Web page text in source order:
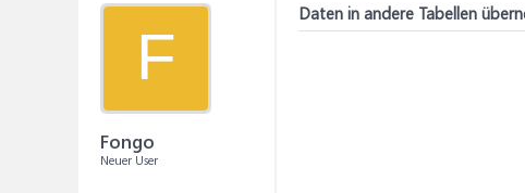
F
Fongo
Neuer User
Daten in andere Tabellen